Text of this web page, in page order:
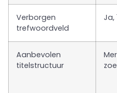
Verborgen
trefwoordveld
Ja,
Aanbevolen
titelstructuur